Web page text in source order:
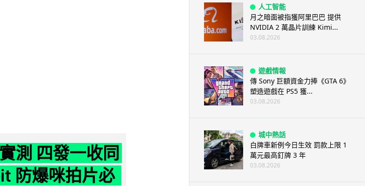
測 四發一收同
防爆咪拍片必
人工智能
月之暗面被指獲阿里巴巴 提供
NVIDIA 2 萬晶片訓練 Kimi...
03.08.2026
遊戲情報
傳 Sony 巨額資金力捧《GTA 6》
塑造遊戲在 PS5 獲...
03.08.2026
城中熱話
白牌車新例今日生效 罰款上限 1
萬元最高釘牌 3 年
03.08.2026